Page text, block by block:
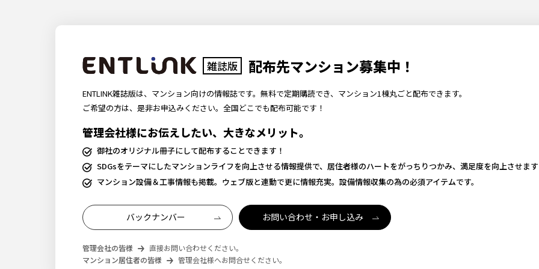
雑誌版 配布先マンション募集中！
ENTLINK雑誌版は、マンション向けの情報誌です。無料で定期購読でき、マンション1棟丸ごと配布できます。
ご希望の方は、是非お申込みください。全国どこでも配布可能です！
管理会社様にお伝えしたい、大きなメリット。
御社のオリジナル冊子にして配布することできます！
SDGsをテーマにしたマンションライフを向上させる情報提供で、居住者様のハートをがっちりつかみ、満足度を向上させま
マンション設備＆工事情報も掲載。ウェブ版と連動で更に情報充実。設備情報収集の為の必須アイテムです。
バックナンバー お問い合わせ・お申し込み
管理会社の皆様
直接お問い合わせください。
マンション居住者の皆様
管理会社様へお問合せください。